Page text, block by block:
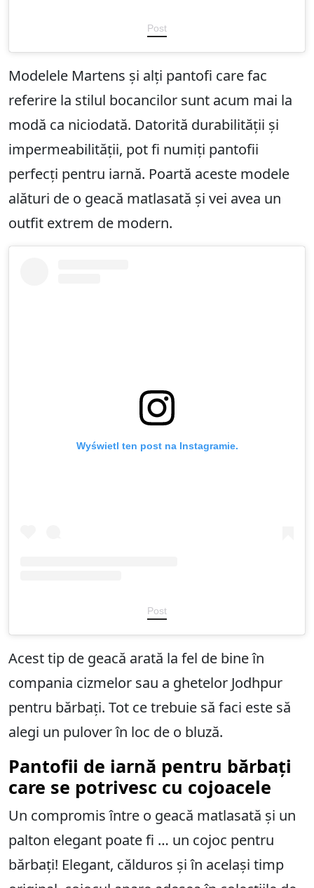
Post
Modelele Martens și alți pantofi care fac
referire la stilul bocancilor sunt acum mai la
modă ca niciodată. Datorită durabilității și
impermeabilității, pot fi numiți pantofii
perfecți pentru iarnă. Poartă aceste modele
alături de o geacă matlasată și vei avea un
outfit extrem de modern.
Wyświetl ten post na Instagramie.
Post
Acest tip de geacă arată la fel de bine în
compania cizmelor sau a ghetelor Jodhpur
pentru bărbați. Tot ce trebuie să faci este să
alegi un pulover în loc de o bluză.
Pantofii de iarnă pentru bărbați
care se potrivesc cu cojoacele
Un compromis între o geacă matlasată și un
palton elegant poate fi … un cojoc pentru
bărbați! Elegant, călduros și în același timp